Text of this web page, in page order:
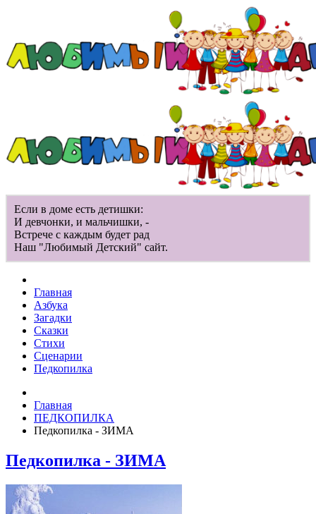
Если в доме есть детишки:
И девчонки, и мальчишки, -
Встрече с каждым будет рад
Наш "Любимый Детский" сайт.
Главная
Азбука
Загадки
Сказки
Стихи
Сценарии
Педкопилка
Главная
ПЕДКОПИЛКА
Педкопилка - ЗИМА
Педкопилка - ЗИМА